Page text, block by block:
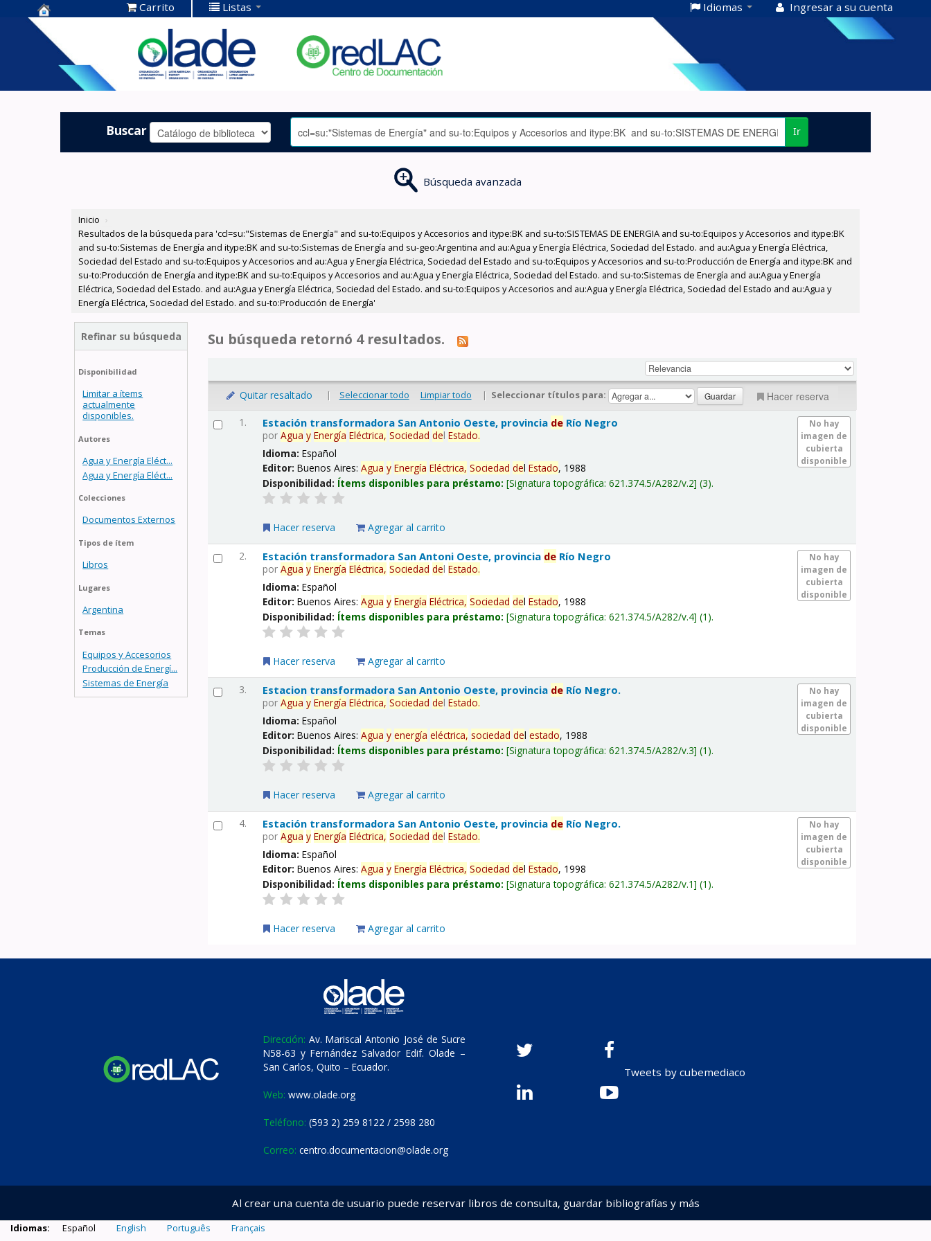
Centro de
Documentación
OLADE -
Carrito Listas Idiomas Ingresar a su cuenta
Buscar Ir
Búsqueda avanzada
Inicio ›
Resultados de la búsqueda para 'ccl=su:"Sistemas de Energía" and su-to:Equipos y Accesorios and itype:BK and su-to:SISTEMAS DE ENERGIA and su-to:Equipos y Accesorios and itype:BK
and su-to:Sistemas de Energía and itype:BK and su-to:Sistemas de Energía and su-geo:Argentina and au:Agua y Energía Eléctrica, Sociedad del Estado. and au:Agua y Energía Eléctrica,
Sociedad del Estado and su-to:Equipos y Accesorios and au:Agua y Energía Eléctrica, Sociedad del Estado and su-to:Equipos y Accesorios and su-to:Producción de Energía and itype:BK and
su-to:Producción de Energía and itype:BK and su-to:Equipos y Accesorios and au:Agua y Energía Eléctrica, Sociedad del Estado. and su-to:Sistemas de Energía and au:Agua y Energía
Eléctrica, Sociedad del Estado. and au:Agua y Energía Eléctrica, Sociedad del Estado. and su-to:Equipos y Accesorios and au:Agua y Energía Eléctrica, Sociedad del Estado and au:Agua y
Energía Eléctrica, Sociedad del Estado. and su-to:Producción de Energía'
Refinar su búsqueda
Disponibilidad
Limitar a ítems
actualmente
disponibles.
Autores
Agua y Energía Eléct...
Agua y Energía Eléct...
Colecciones
Documentos Externos
Tipos de ítem
Libros
Lugares
Argentina
Temas
Equipos y Accesorios
Producción de Energí...
Sistemas de Energía
Su búsqueda retornó 4 resultados.
Quitar resaltado | Seleccionar todo Limpiar todo | Seleccionar títulos para: Hacer reserva
1.
No hay
imagen de
cubierta
disponible
Estación transformadora San Antonio Oeste, provincia de Río Negro
porAgua y Energía Eléctrica, Sociedad delEstado.
Idioma:Español
Editor:Buenos Aires:Agua y Energía Eléctrica, Sociedad delEstado, 1988
Disponibilidad: Ítems disponibles para préstamo: Signatura topográfica:621.374.5/A282/v.2 (3).
Hacer reserva Agregar al carrito
2.
No hay
imagen de
cubierta
disponible
Estación transformadora San Antoni Oeste, provincia de Río Negro
porAgua y Energía Eléctrica, Sociedad delEstado.
Idioma:Español
Editor:Buenos Aires:Agua y Energía Eléctrica, Sociedad delEstado, 1988
Disponibilidad: Ítems disponibles para préstamo: Signatura topográfica:621.374.5/A282/v.4 (1).
Hacer reserva Agregar al carrito
3.
No hay
imagen de
cubierta
disponible
Estacion transformadora San Antonio Oeste, provincia de Río Negro.
porAgua y Energía Eléctrica, Sociedad delEstado.
Idioma:Español
Editor:Buenos Aires:Agua y energía eléctrica, sociedad delestado, 1988
Disponibilidad: Ítems disponibles para préstamo: Signatura topográfica:621.374.5/A282/v.3 (1).
Hacer reserva Agregar al carrito
4.
No hay
imagen de
cubierta
disponible
Estación transformadora San Antonio Oeste, provincia de Río Negro.
porAgua y Energía Eléctrica, Sociedad delEstado.
Idioma:Español
Editor:Buenos Aires:Agua y Energía Eléctrica, Sociedad delEstado, 1998
Disponibilidad: Ítems disponibles para préstamo: Signatura topográfica:621.374.5/A282/v.1 (1).
Hacer reserva Agregar al carrito
Dirección: Av. Mariscal Antonio José de Sucre
N58-63 y Fernández Salvador Edif. Olade –
San Carlos, Quito – Ecuador.
Web: www.olade.org
Teléfono: (593 2) 259 8122 / 2598 280
Correo: centro.documentacion@olade.org
Tweets by cubemediaco
Al crear una cuenta de usuario puede reservar libros de consulta, guardar bibliografías y más
Idiomas: Español English Português Français